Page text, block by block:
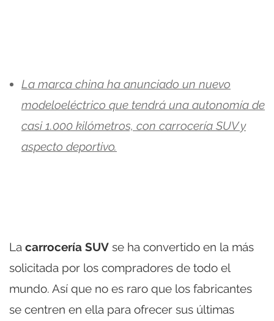
La marca china ha anunciado un nuevo
modeloeléctrico que tendrá una autonomía de
casi 1.000 kilómetros, con carrocería SUV y
aspecto deportivo.
La carrocería SUV se ha convertido en la más
solicitada por los compradores de todo el
mundo. Así que no es raro que los fabricantes
se centren en ella para ofrecer sus últimas